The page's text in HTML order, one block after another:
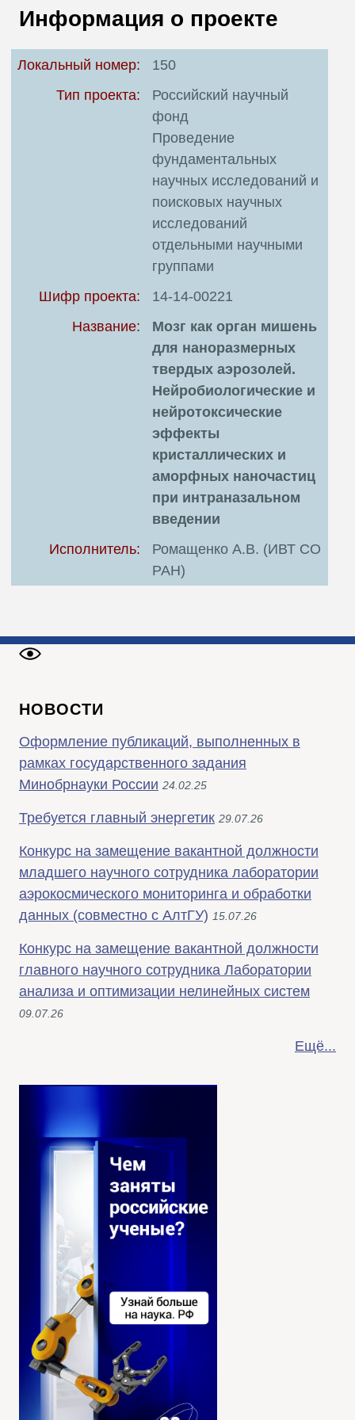
Т
Информация о проекте
Локальный номер:
150
Тип проекта:
Российский научный
фонд
Проведение
фундаментальных
научных исследований и
поисковых научных
исследований
отдельными научными
группами
Шифр проекта:
14-14-00221
Название:
Мозг как орган мишень
для наноразмерных
твердых аэрозолей.
Нейробиологические и
нейротоксические
эффекты
кристаллических и
аморфных наночастиц
при интраназальном
введении
Исполнитель:
Ромащенко А.В. (ИВТ СО
РАН)
НОВОСТИ
Оформление публикаций, выполненных в
рамках государственного задания
Минобрнауки России 24.02.25
Требуется главный энергетик 29.07.26
Конкурс на замещение вакантной должности
младшего научного сотрудника лаборатории
аэрокосмического мониторинга и обработки
данных (совместно с АлтГУ) 15.07.26
Конкурс на замещение вакантной должности
главного научного сотрудника Лаборатории
анализа и оптимизации нелинейных систем
09.07.26
Ещё...